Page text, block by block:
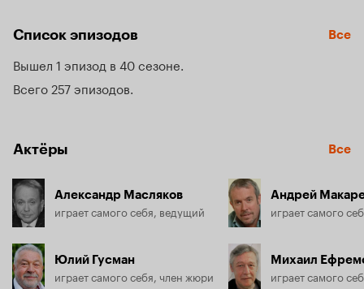
Список эпизодов Все
Вышел 1 эпизод в 40 сезоне
Всего 257 эпизодов
Актёры Все
Александр Масляков
играет самого себя, ведущий
Юлий Гусман
играет самого себя, член жюри
Андрей
играет самого
Михаил
играет самого